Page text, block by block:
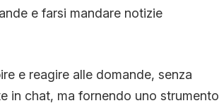
e farsi mandare notizie
e reagire alle domande, senza
in chat, ma fornendo uno strumento